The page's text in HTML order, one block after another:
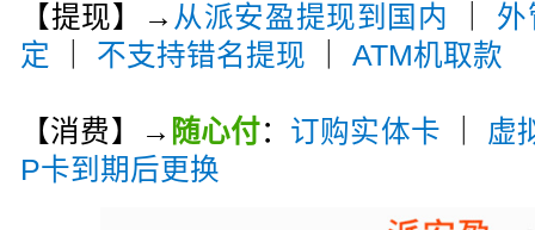
【提现】→ 从派安盈提现到国内
外
定
不支持错名提现 ｜ATM机取款
【消费】→ 随心付： 订购实体卡
虚
P卡到期后更换